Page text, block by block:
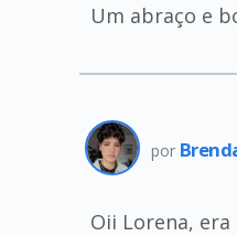
Um abraço e
por
Oii Lorena,